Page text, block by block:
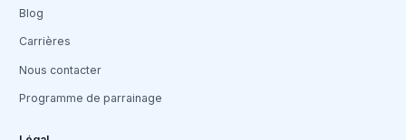
Blog
Carrières
Nous contacter
Programme de parrainage